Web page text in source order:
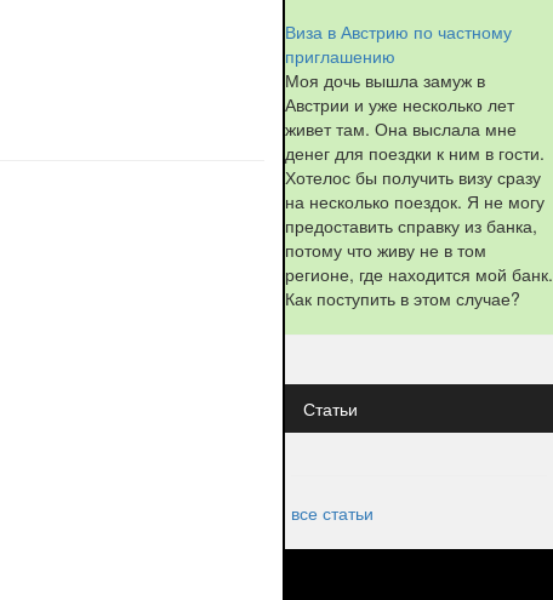
Виза в Австрию по частному
приглашению
Моя дочь вышла замуж в
Австрии и уже несколько лет
живет там. Она выслала мне
денег для поездки к ним в гости.
Хотелос бы получить визу сразу
на несколько поездок. Я не могу
предоставить справку из банка,
потому что живу не в том
регионе, где находится мой банк.
Как поступить в этом случае?
Статьи
все статьи